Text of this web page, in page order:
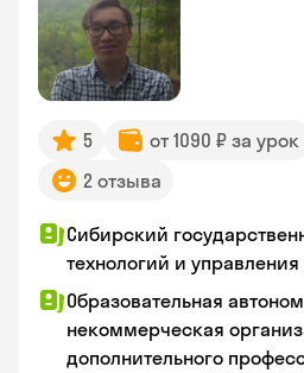
5 от 1090 ₽ за урок
2 отзыва
Сибирский
технологий и управления
Образовательная
некоммерческая
дополнительного